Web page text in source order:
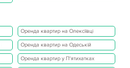
Оренда квартир на Олексіївці
Оренда квартир на Одеській
Оренда квартир у П'ятихатках